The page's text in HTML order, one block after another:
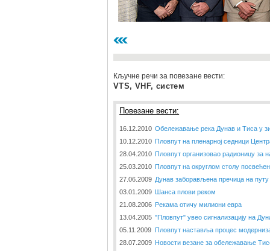
Кључне речи за повезане вести:
VTS, VHF, систем
Повезане вести:
16.12.2010 Обележавање река Дунав и Тиса у
10.12.2010 Пловпут на пленарној седници
28.04.2010 Пловпут организовао радионицу за
25.03.2010 Пловпут на округлом столу
27.06.2009 Дунав заборављена пречица на путу
03.01.2009 Шанса плови реком
21.08.2006 Рекама отичу милиони евра
13.04.2005 "Пловпут" увео сигнализацију на
05.11.2009 Пловпут наставља процес
28.07.2009 Новости везане за обележавање